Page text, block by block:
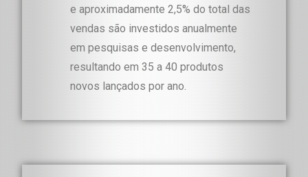
e aproximadamente 2,5% do total das
vendas são investidos anualmente
em pesquisas e desenvolvimento,
resultando em 35 a 40 produtos
novos lançados por ano.